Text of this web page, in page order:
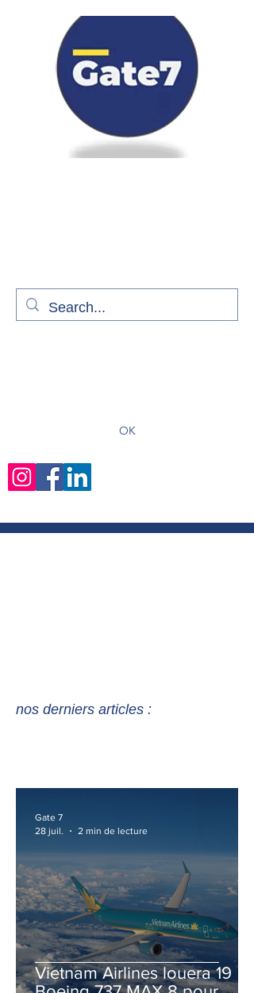
OK
nos derniers articles :
Vietnam Airlines louera 19
Gate 7
28 juil.
2 min de lecture